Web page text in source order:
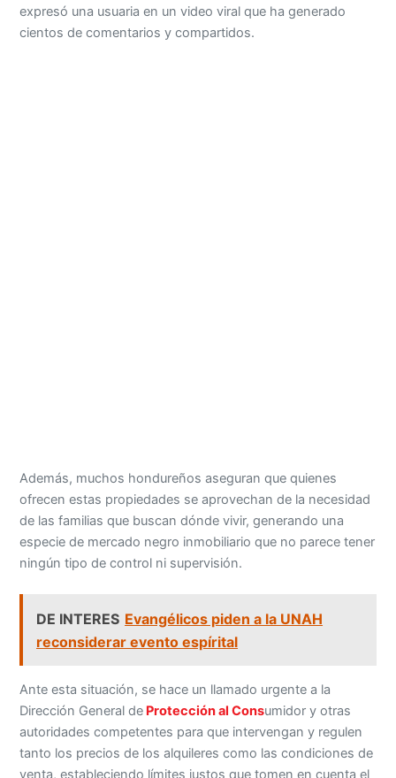
expresó una usuaria en un video viral que ha generado
cientos de comentarios y compartidos.
Además, muchos hondureños aseguran que quienes
ofrecen estas propiedades se aprovechan de la necesidad
de las familias que buscan dónde vivir, generando una
especie de mercado negro inmobiliario que no parece tener
ningún tipo de control ni supervisión.
DE INTERES Evangélicos piden a la UNAH
reconsiderar evento espírital
Ante esta situación, se hace un llamado urgente a la
Dirección General de Protección al Consumidor y otras
autoridades competentes para que intervengan y regulen
tanto los precios de los alquileres como las condiciones de
venta, estableciendo límites justos que tomen en cuenta el